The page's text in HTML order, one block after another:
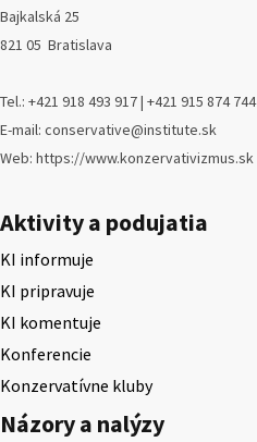
Bajkalská 25
821 05 Bratislava
Tel.: +421 918 493 917 | +421 915 874 744
E-mail: conservative@institute.sk
Web: https://www.konzervativizmus.sk
Aktivity a podujatia
KI informuje
KI pripravuje
KI komentuje
Konferencie
Konzervatívne kluby
Názory a nalýzy